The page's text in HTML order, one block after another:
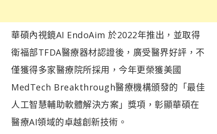
華碩內視鏡AI EndoAim 於2022年推出，並取得
衛福部TFDA醫療器材認證後，廣受醫界好評，不
僅獲得多家醫療院所採用，今年更榮獲美國
MedTech Breakthrough醫療機構頒發的「最佳
人工智慧輔助軟體解決方案」獎項，彰顯華碩在
醫療AI領域的卓越創新技術。